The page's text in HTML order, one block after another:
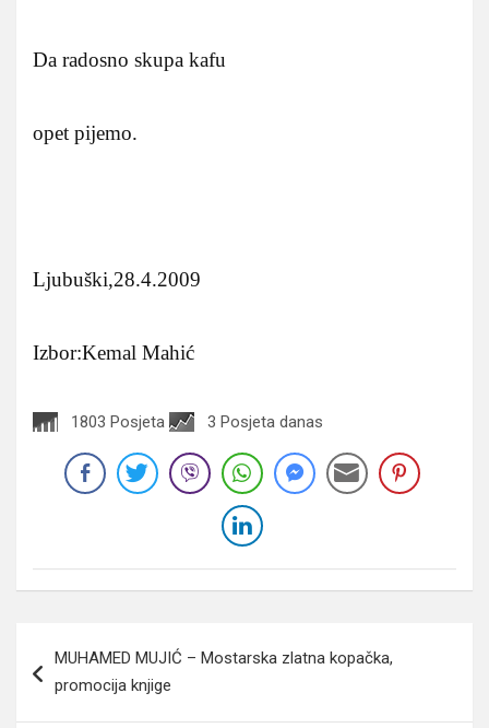
Da radosno skupa kafu
opet pijemo.
Ljubuški,28.4.2009
Izbor:Kemal Mahić
1803 Posjeta 3 Posjeta danas
članaka
MUHAMED MUJIĆ – Mostarska zlatna kopačka,
promocija knjige